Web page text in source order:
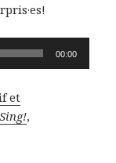
00:00
et
Sing!,